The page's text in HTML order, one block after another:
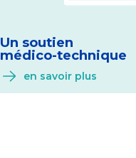
Un soutien
médico-technique
en savoir plus